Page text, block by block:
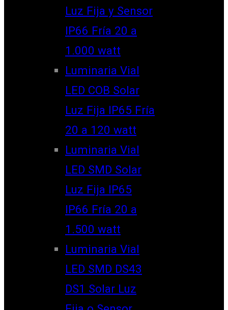
Luz Fija y Sensor
IP66 Fría 20 a
1.000 watt
Luminaria Vial
LED COB Solar
Luz Fija IP65 Fría
20 a 120 watt
Luminaria Vial
LED SMD Solar
Luz Fija IP65
IP66 Fría 20 a
1.500 watt
Luminaria Vial
LED SMD DS43
DS1 Solar Luz